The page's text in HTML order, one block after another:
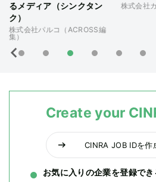
るメディア（シンクタン
ク）
株式会社パルコ（ACROSS編
集）
株式会社
Create your
CINRA JOB IDを作
お気に入りの企業を登録でき